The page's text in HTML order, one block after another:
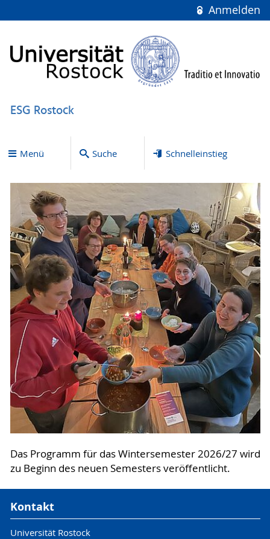
Anmelden
ESG Rostock
Menü Suche Schnelleinstieg
Das Programm für das Wintersemester 2026/27 wird
zu Beginn des neuen Semesters veröffentlicht.
Kontakt
Universität Rostock